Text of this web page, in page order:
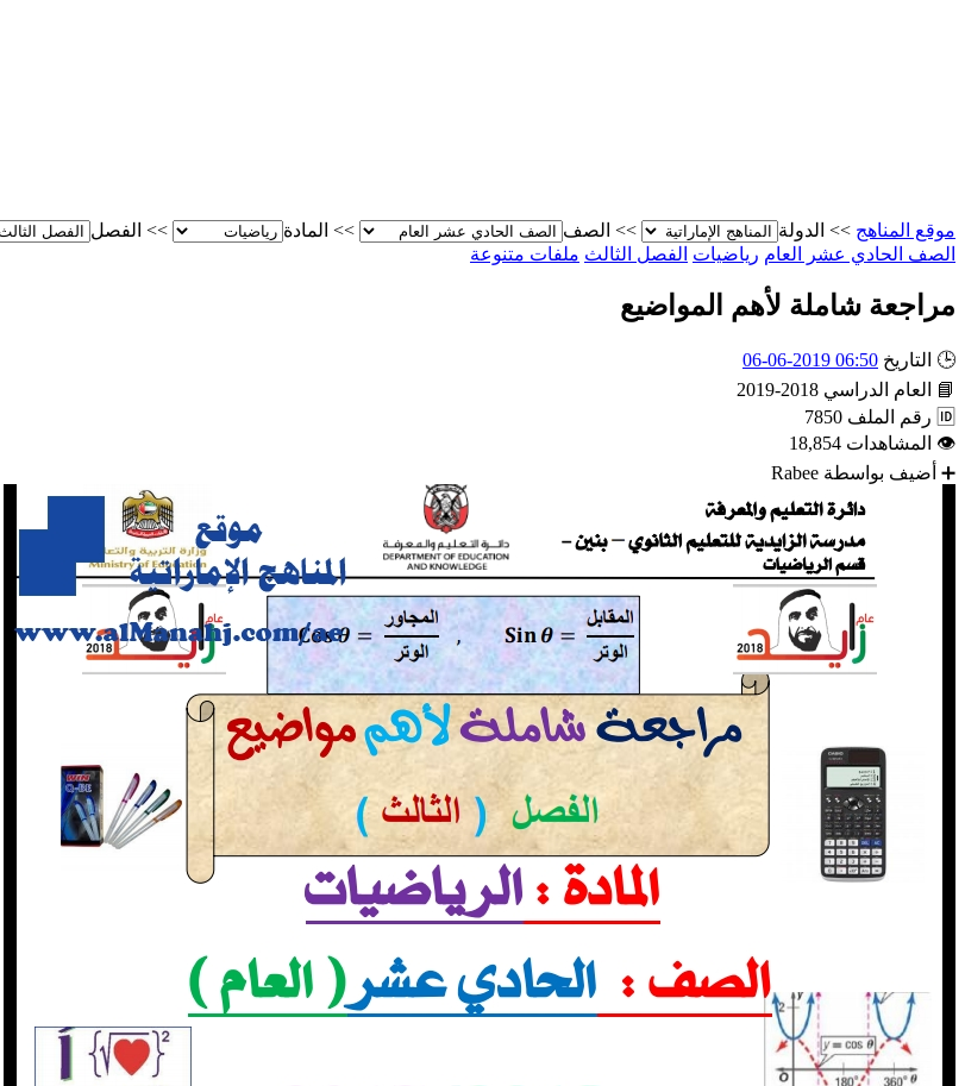
موقع المناهج >> الدولة >> الصف >> المادة >> الفصل
الصف الحادي عشر العام رياضيات الفصل الثالث ملفات متنوعة
مراجعة شاملة لأهم المواضيع
🕒 التاريخ 06:50 2019-06-06
📘
العام الدراسي 2018-2019
🆔 رقم الملف 7850
👁 المشاهدات 18,854
➕ أضيف بواسطة Rabee